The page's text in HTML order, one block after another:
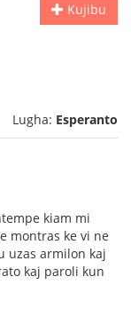
Kujibu
Lugha: Esperanto
kiam mi
montras ke vi ne
uzas armilon kaj
kaj paroli kun